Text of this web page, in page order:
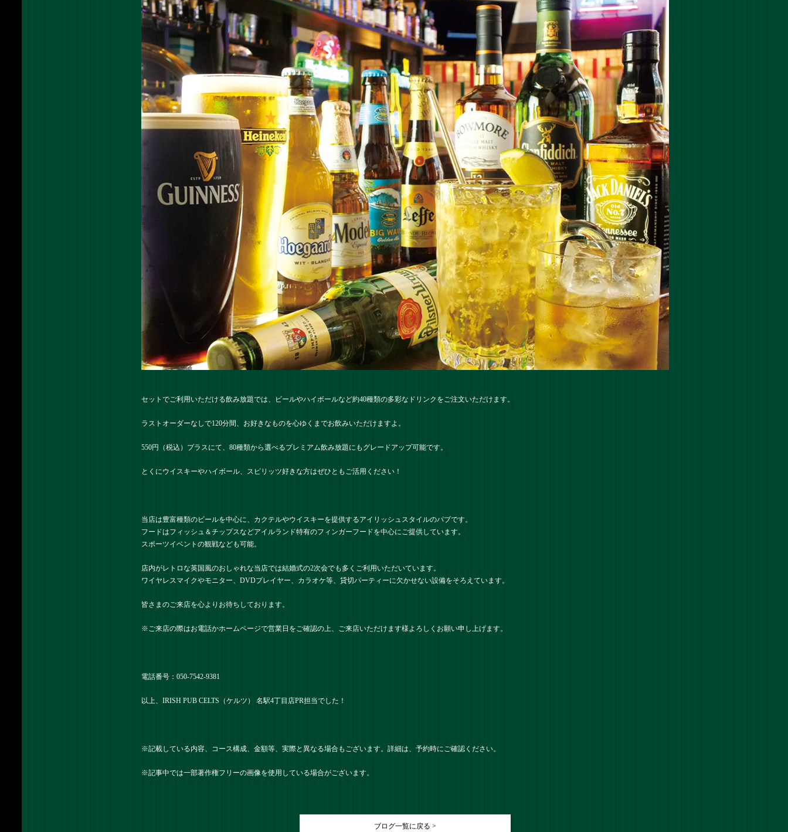
セットでご利用いただける飲み放題では、ビールやハイボールなど約40種類の多彩なドリンクをご注文いただけます。
ラストオーダーなしで120分間、お好きなものを心ゆくまでお飲みいただけますよ。
550円（税込）プラスにて、80種類から選べるプレミアム飲み放題にもグレードアップ可能です。
とくにウイスキーやハイボール、スピリッツ好きな方はぜひともご活用ください！
当店は豊富種類のビールを中心に、カクテルやウイスキーを提供するアイリッシュスタイルのパブです。
フードはフィッシュ＆チップスなどアイルランド特有のフィンガーフードを中心にご提供しています。
スポーツイベントの観戦なども可能。
店内がレトロな英国風のおしゃれな当店では結婚式の2次会でも多くご利用いただいています。
ワイヤレスマイクやモニター、DVDプレイヤー、カラオケ等、貸切パーティーに欠かせない設備をそろえています。
皆さまのご来店を心よりお待ちしております。
※ご来店の際はお電話かホームページで営業日をご確認の上、ご来店いただけます様よろしくお願い申し上げます。
電話番号： 050-7542-9381
以上、IRISH PUB CELTS（ケルツ） 名駅4丁目店PR担当でした！
※記載している内容、コース構成、金額等、実際と異なる場合もございます。詳細は、予約時にご確認ください。
※記事中では一部著作権フリーの画像を使用している場合がございます。
ブログ一覧に戻る >